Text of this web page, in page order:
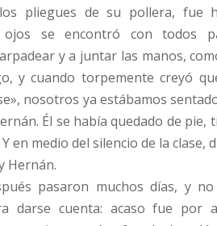
pliegues de su pollera, fue
se encontró con todos
y a juntar las manos,
y cuando torpemente creyó
nosotros ya estábamos
Él se había quedado de pie,
en medio del silencio de la clase,
Hernán.
pasaron muchos días, y
darse cuenta: acaso fue por